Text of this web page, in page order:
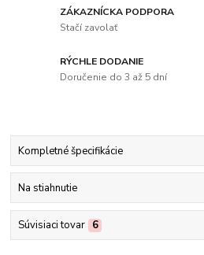
ZÁKAZNÍCKA PODPORA
Stačí zavolať
RÝCHLE DODANIE
Doručenie do 3 až 5 dní
Kompletné špecifikácie
Na stiahnutie
Súvisiaci tovar 6